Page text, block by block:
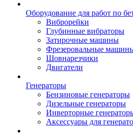
Оборудование для работ по
Виброрейки
Глубинные вибраторы
Затирочные машины
Фрезеровальные
Шовнарезчики
Двигатели
Генераторы
Бензиновые генераторы
Дизельные генераторы
Инверторные
Аксессуары для